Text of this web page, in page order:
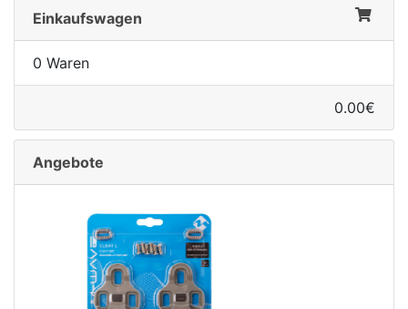
Einkaufswagen
0 Waren
0.00€
Angebote